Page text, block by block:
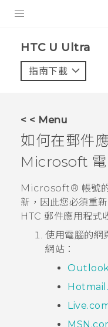
VIVE
VIVERSE
應用程式
支援服務
HTC U Ultra‎
指南下載
< < Menu
如何在郵件
Microsoft
Microsoft® 帳號
新，因此您必須重
HTC 郵件應用程式
使用電腦的網
網站：